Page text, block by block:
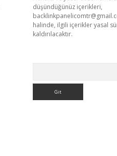
düşündüğünüz içerikleri,
halinde, ilgili içerikler yasal
kaldırılacaktır.